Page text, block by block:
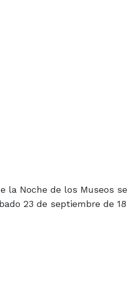
la Noche de los Museos se
23 de septiembre de 18